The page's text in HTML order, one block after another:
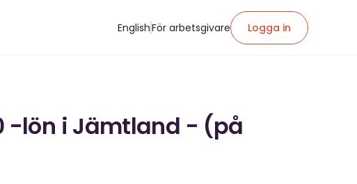
EnglishFör arbetsgivare Logga in
-lön i Jämtland - (på